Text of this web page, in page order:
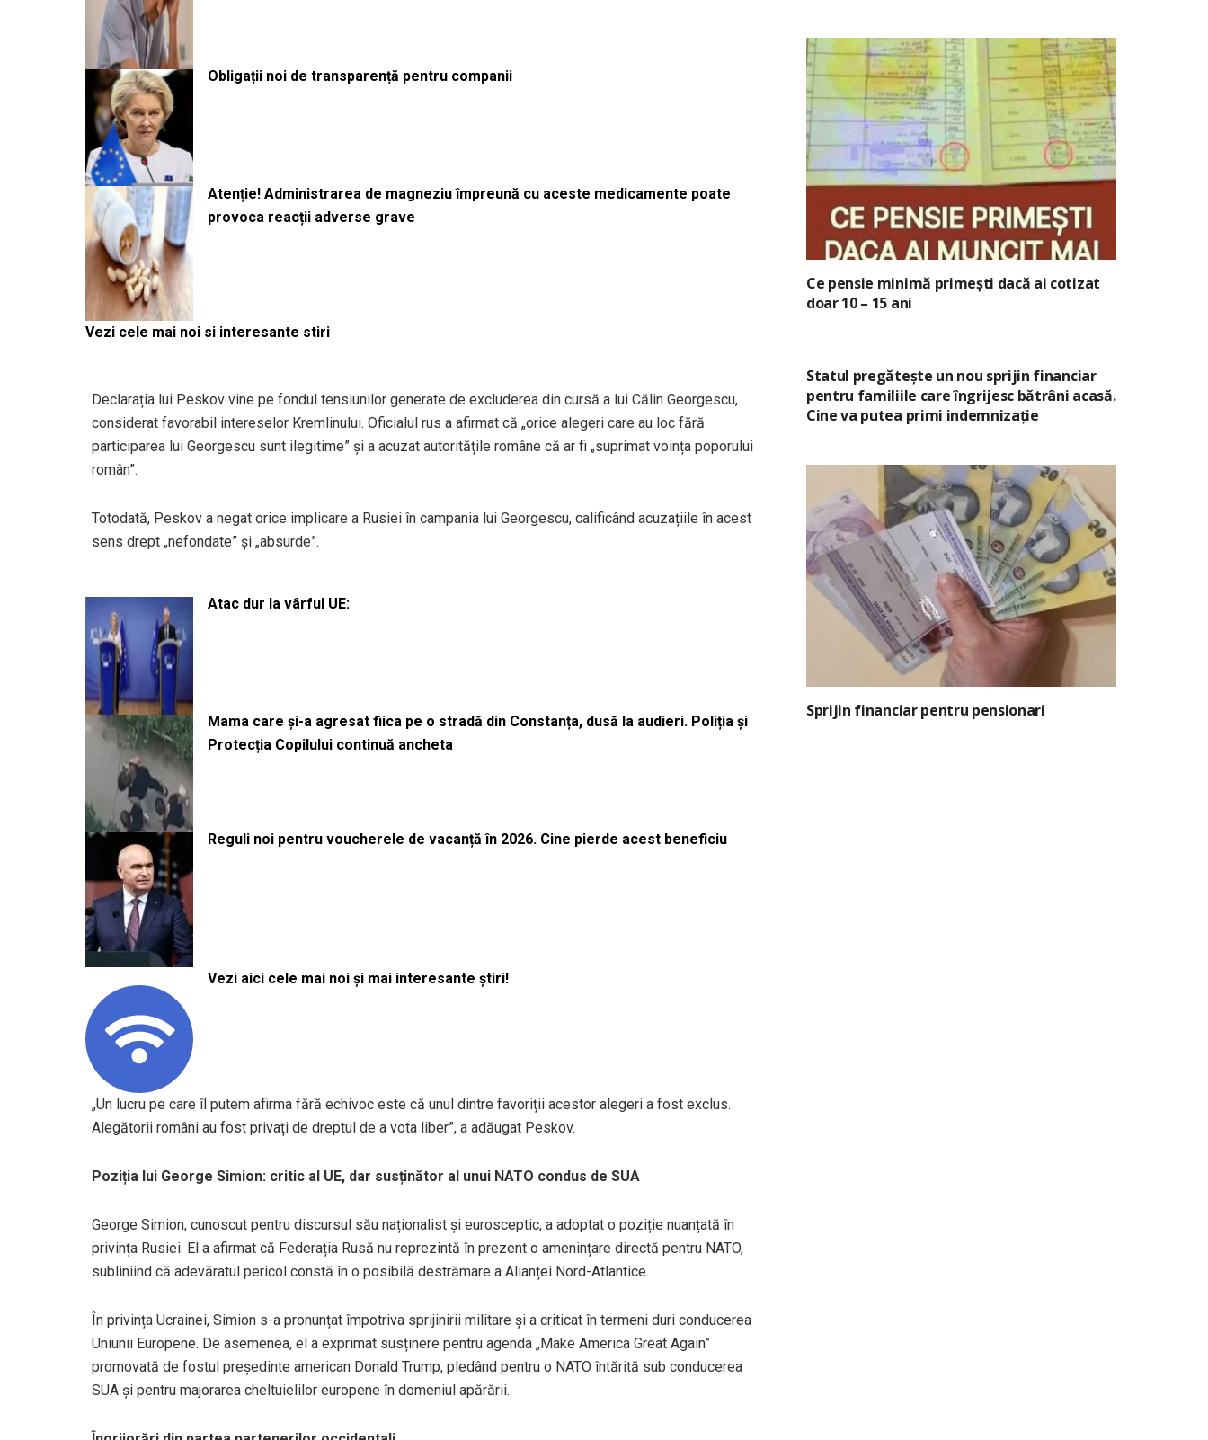
Obligații noi de transparență pentru companii
Atenție! Administrarea de magneziu împreună cu aceste medicamente poate
provoca reacții adverse grave
Vezi cele mai noi si interesante stiri
Declarația lui Peskov vine pe fondul tensiunilor generate de excluderea din cursă a lui Călin Georgescu,
considerat favorabil intereselor Kremlinului. Oficialul rus a afirmat că „orice alegeri care au loc fără
participarea lui Georgescu sunt ilegitime” și a acuzat autoritățile române că ar fi „suprimat voința poporului
român”.
Totodată, Peskov a negat orice implicare a Rusiei în campania lui Georgescu, calificând acuzațiile în acest
sens drept „nefondate” și „absurde”.
Atac dur la vârful UE:
Mama care și-a agresat fiica pe o stradă din Constanța, dusă la audieri. Poliția și
Protecția Copilului continuă ancheta
Reguli noi pentru voucherele de vacanță în 2026. Cine pierde acest beneficiu
Vezi aici cele mai noi și mai interesante știri!
„Un lucru pe care îl putem afirma fără echivoc este că unul dintre favoriții acestor alegeri a fost exclus.
Alegătorii români au fost privați de dreptul de a vota liber”, a adăugat Peskov.
Poziția lui George Simion: critic al UE, dar susținător al unui NATO condus de SUA
George Simion, cunoscut pentru discursul său naționalist și eurosceptic, a adoptat o poziție nuanțată în
privința Rusiei. El a afirmat că Federația Rusă nu reprezintă în prezent o amenințare directă pentru NATO,
subliniind că adevăratul pericol constă în o posibilă destrămare a Alianței Nord-Atlantice.
În privința Ucrainei, Simion s-a pronunțat împotriva sprijinirii militare și a criticat în termeni duri conducerea
Uniunii Europene. De asemenea, el a exprimat susținere pentru agenda „Make America Great Again”
promovată de fostul președinte american Donald Trump, pledând pentru o NATO întărită sub conducerea
SUA și pentru majorarea cheltuielilor europene în domeniul apărării.
Ce pensie minimă primești dacă ai cotizat
doar 10 – 15 ani
Statul pregătește un nou sprijin financiar
pentru familiile care îngrijesc bătrâni acasă.
Cine va putea primi indemnizație
Sprijin financiar pentru pensionari